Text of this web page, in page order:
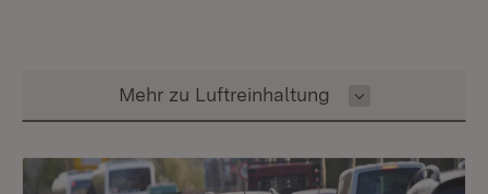
Inhalt auswählen
Mehr zu Luftreinhaltung